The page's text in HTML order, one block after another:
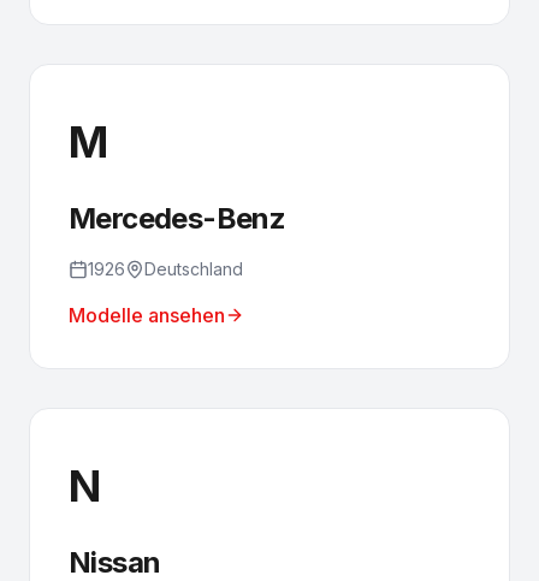
M
Mercedes-Benz
1926 Deutschland
Modelle ansehen
N
Nissan